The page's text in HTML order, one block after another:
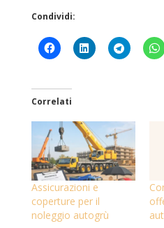
Condividi:
Correlati
Assicurazioni e
coperture per il
noleggio autogrù